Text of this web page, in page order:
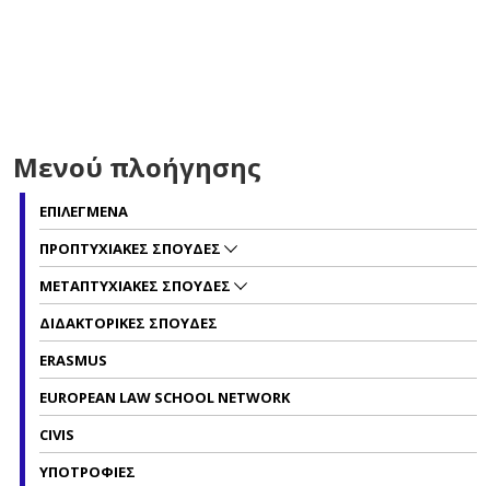
Μενού πλοήγησης
ΕΠΙΛΕΓΜΕΝΑ
ΠΡΟΠΤΥΧΙΑΚΕΣ ΣΠΟΥΔΕΣ
ΜΕΤΑΠΤΥΧΙΑΚΕΣ ΣΠΟΥΔΕΣ
ΔΙΔΑΚΤΟΡΙΚΕΣ ΣΠΟΥΔΕΣ
ERASMUS
EUROPEAN LAW SCHOOL NETWORK
CIVIS
ΥΠΟΤΡΟΦΙΕΣ